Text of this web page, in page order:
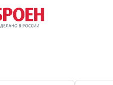
Главная страницы